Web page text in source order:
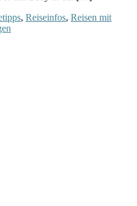
, Reiseinfos, Reisen mit